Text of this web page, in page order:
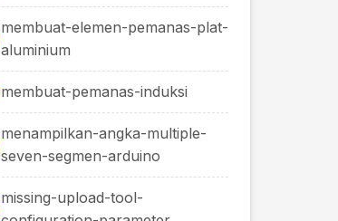
membuat-elemen-pemanas-plat-
aluminium
membuat-pemanas-induksi
menampilkan-angka-multiple-
seven-segmen-arduino
missing-upload-tool-